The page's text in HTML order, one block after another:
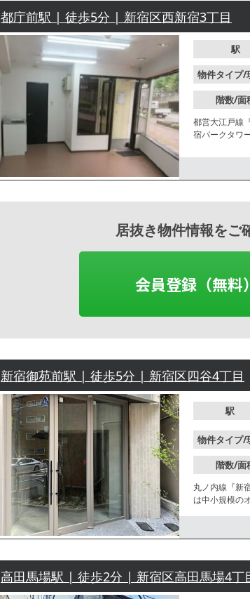
都庁前駅 | 徒歩5分 | 新宿区西新宿3丁目
駅
物件タイプ/
階数/面
都営大江戸線
宿パークタワ
居抜き物件情報をご
会員登録（無料）
新宿御苑前駅 | 徒歩5分 | 新宿区四谷4丁目
駅
物件タイプ/
階数/面
丸ノ内線『新
は中小規模の
高田馬場駅 | 徒歩2分 | 新宿区高田馬場4丁